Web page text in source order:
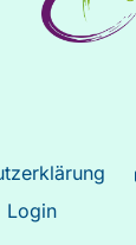
Login